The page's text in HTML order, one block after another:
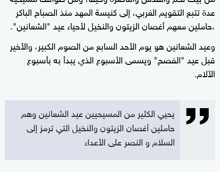
عدة تتبع التقويم الغربي، إلى كنيسة المهد منذ الصباح الباكر
،حاملين معهم أغصان الزيتون والنخيل لأحياء عيد "الشعانين".
وعيد الشعانين هو يوم الأحد السابع من الصوم الكبير، والأخير
قبل عيد "الفصح" ويسمى الأسبوع الذي يبدأ به بأسبوع
الآلام.
يحيي الكثير من المسيحيين عيد الشعانين وهم
حاملين أغصان الزيتون والنخيل التي ترمز إلى
السلام و النصر على الأعداء